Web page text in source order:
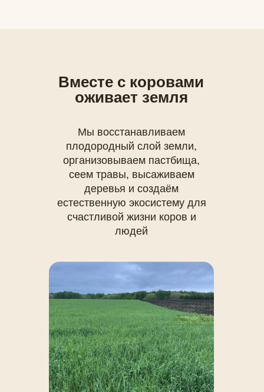
Вместе с коровами
оживает земля
Мы восстанавливаем
плодородный слой земли,
организовываем пастбища,
сеем травы, высаживаем
деревья и создаём
естественную экосистему для
счастливой жизни коров и
людей